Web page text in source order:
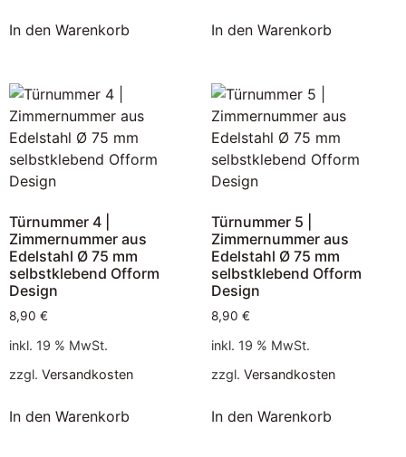
In den Warenkorb In den Warenkorb
Türnummer 4 |
Zimmernummer aus
Edelstahl Ø 75 mm
selbstklebend Ofform
Design
8,90 €
inkl. 19 % MwSt.
zzgl. Versandkosten
In den Warenkorb
Türnummer 5 |
Zimmernummer aus
Edelstahl Ø 75 mm
selbstklebend Ofform
Design
8,90 €
inkl. 19 % MwSt.
zzgl. Versandkosten
In den Warenkorb